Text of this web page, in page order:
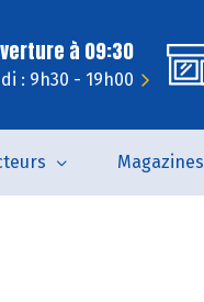
à 09:30
: 9h30 - 19h00
Magazines